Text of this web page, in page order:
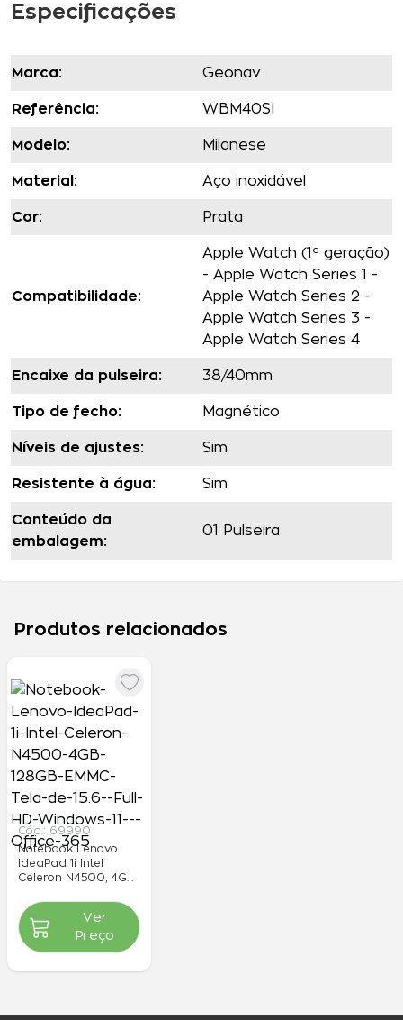
Produtos relacionados
Cód.: 69990
Notebook Lenovo
IdeaPad 1i Intel
Celeron N4500, 4GB,
15.6" Full HD,
Windows 11 + Office
365
Por R$ 2.470,00
à
vista
ou 3x de R$ 823,33
Ver
Preço